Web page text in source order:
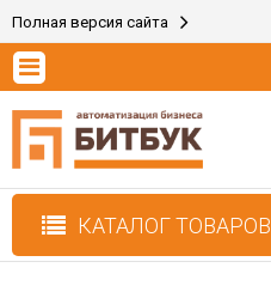
Полная версия сайта
КАТАЛОГ ТОВАРОВ